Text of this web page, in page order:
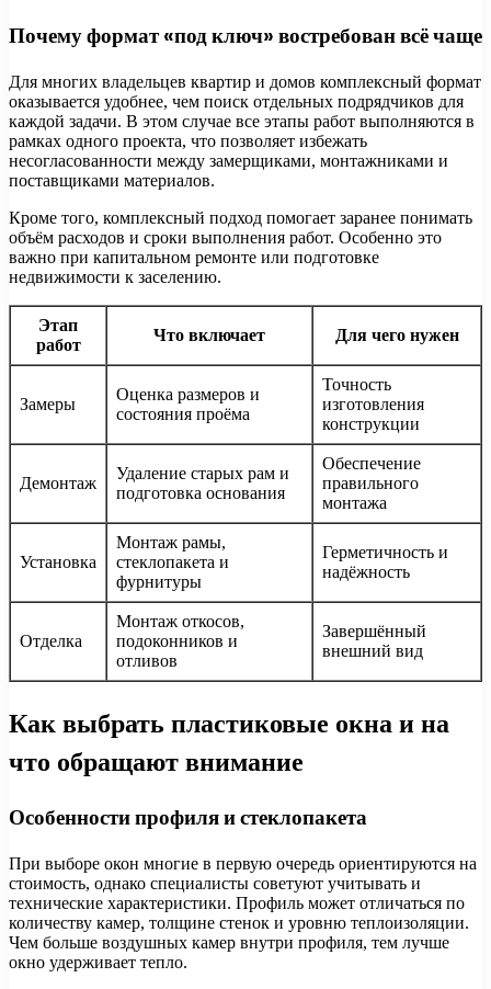
Почему формат «под ключ» востребован всё чаще
Для многих владельцев квартир и домов комплексный формат
оказывается удобнее, чем поиск отдельных подрядчиков для
каждой задачи. В этом случае все этапы работ выполняются в
рамках одного проекта, что позволяет избежать
несогласованности между замерщиками, монтажниками и
поставщиками материалов.
Кроме того, комплексный подход помогает заранее понимать
объём расходов и сроки выполнения работ. Особенно это
важно при капитальном ремонте или подготовке
недвижимости к заселению.
Этап
работ
Что включает Для чего нужен
Замеры
Оценка размеров и
состояния проёма
Точность
изготовления
конструкции
Демонтаж
Удаление старых рам и
подготовка основания
Обеспечение
правильного
монтажа
Установка
Монтаж рамы,
стеклопакета и
фурнитуры
Герметичность и
надёжность
Отделка
Монтаж откосов,
подоконников и
отливов
Завершённый
внешний вид
Как выбрать пластиковые окна и на
что обращают внимание
Особенности профиля и стеклопакета
При выборе окон многие в первую очередь ориентируются на
стоимость, однако специалисты советуют учитывать и
технические характеристики. Профиль может отличаться по
количеству камер, толщине стенок и уровню теплоизоляции.
Чем больше воздушных камер внутри профиля, тем лучше
окно удерживает тепло.